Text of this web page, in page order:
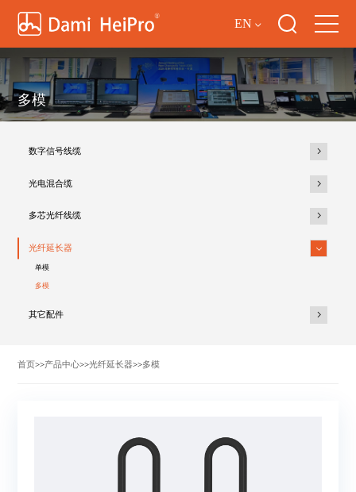
EN
多模
数字信号线缆
光电混合缆
多芯光纤线缆
光纤延长器
单模
多模
其它配件
首页>>产品中心>>光纤延长器>>多模